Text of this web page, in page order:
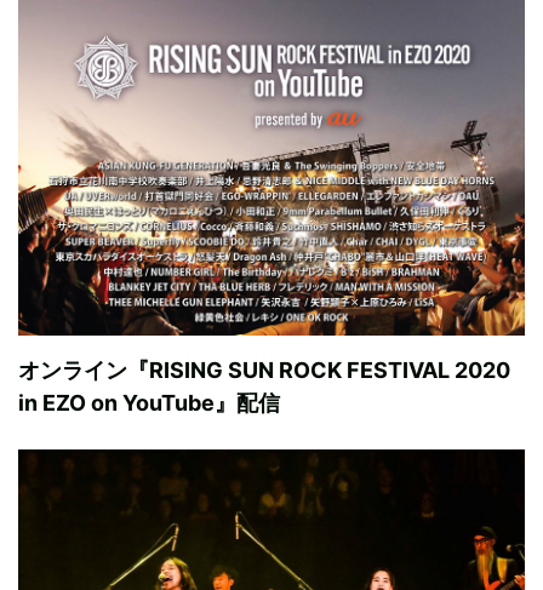
オンライン『RISING SUN ROCK FESTIVAL 2020
in EZO on YouTube』配信